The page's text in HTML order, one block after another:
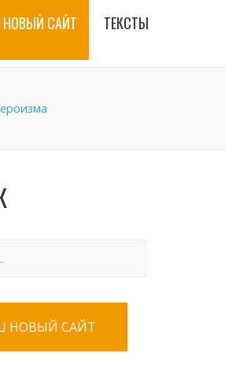
САЙТ ТЕКСТЫ
НОВЫЙ САЙТ